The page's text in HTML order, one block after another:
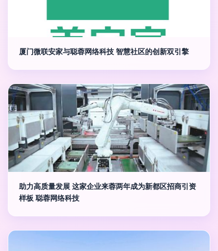
厦门微联安家与聪蓉网络科技 智慧社区的创新双引擎
助力高质量发展 这家企业来蓉两年成为新都区招商引资
样板 聪蓉网络科技